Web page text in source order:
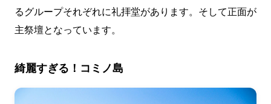
るグループそれぞれに礼拝堂があります。そして正面が
主祭壇となっています。
綺麗すぎる！コミノ島